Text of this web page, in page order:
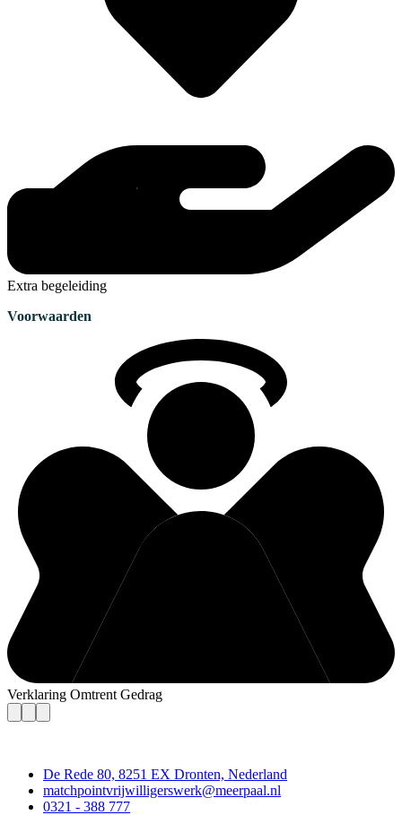
Extra begeleiding
Voorwaarden
Verklaring Omtrent Gedrag
De Rede 80, 8251 EX Dronten, Nederland
matchpointvrijwilligerswerk@meerpaal.nl
0321 - 388 777